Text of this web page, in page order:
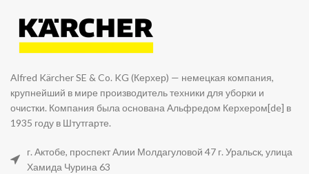
Alfred Kärcher SE & Co. KG (Керхер) — немецкая компания,
крупнейший в мире производитель техники для уборки и
очистки. Компания была основана Альфредом Керхером[de] в
1935 году в Штутгарте.
г. Актобе, проспект Алии Молдагуловой 47 г. Уральск, улица
Хамида Чурина 63